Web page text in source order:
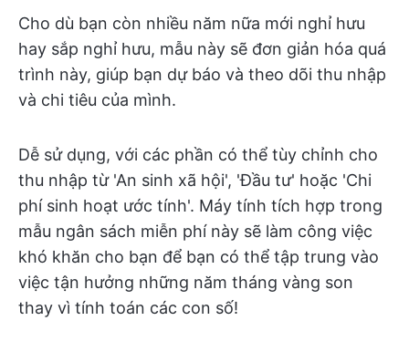
Cho dù bạn còn nhiều năm nữa mới nghỉ hưu
hay sắp nghỉ hưu, mẫu này sẽ đơn giản hóa quá
trình này, giúp bạn dự báo và theo dõi thu nhập
và chi tiêu của mình.
Dễ sử dụng, với các phần có thể tùy chỉnh cho
thu nhập từ 'An sinh xã hội', 'Đầu tư' hoặc 'Chi
phí sinh hoạt ước tính'. Máy tính tích hợp trong
mẫu ngân sách miễn phí này sẽ làm công việc
khó khăn cho bạn để bạn có thể tập trung vào
việc tận hưởng những năm tháng vàng son
thay vì tính toán các con số!